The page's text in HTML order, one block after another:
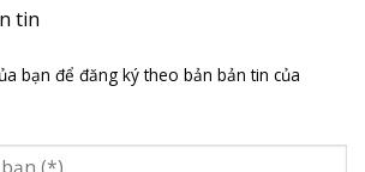
tin
bạn để đăng ký theo bản bản tin của